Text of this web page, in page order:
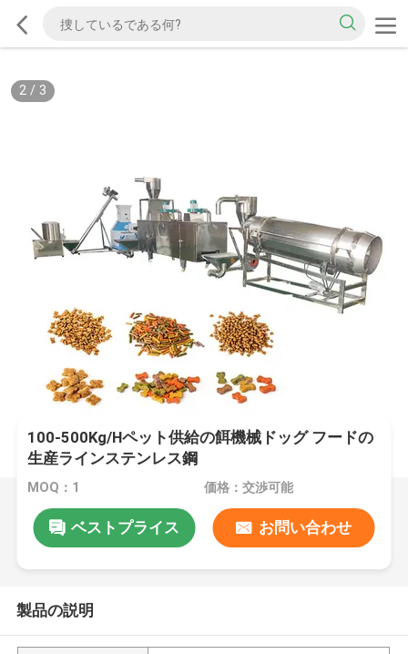
2/ 3
100-500Kg/Hペット供給の餌機械ドッグ フードの
生産ラインステンレス鋼
MOQ：1 価格：交渉可能
ベストプライス お問い合わせ
製品の説明